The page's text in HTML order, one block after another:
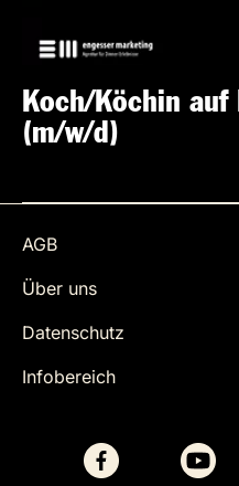
Koch/Köchin
(m/w/d)
AGB
Über uns
Datenschutz
Infobereich